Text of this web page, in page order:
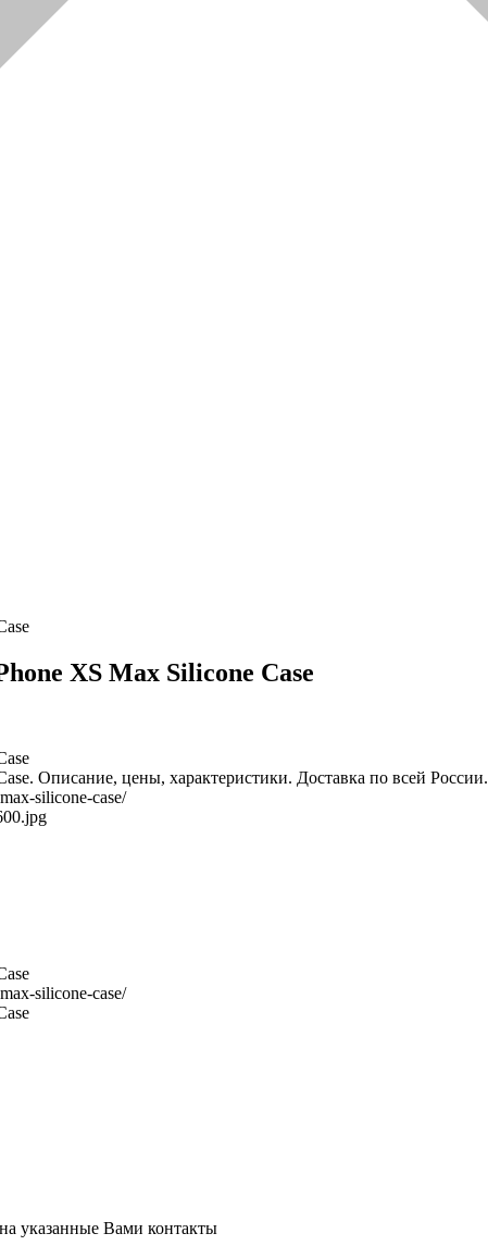
XS Max Silicone Case
Описание, цены, характеристики. Доставка по всей России.
silicone-case/
silicone-case/
указанные Вами контакты